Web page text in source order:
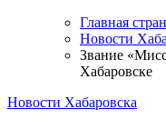
Главная
Новости
Звание
Хабаровске
Новости Хабаровска